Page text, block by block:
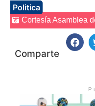
Politica
Cortesía Asamblea
Comparte